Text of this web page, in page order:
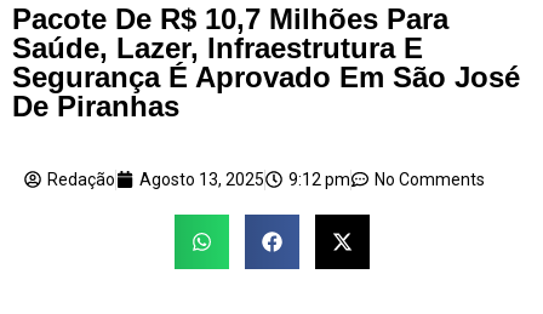
Pacote De R$ 10,7 Milhões Para
Saúde, Lazer, Infraestrutura E
Segurança É Aprovado Em São José
De Piranhas
Redação Agosto 13, 2025 9:12 pm No Comments